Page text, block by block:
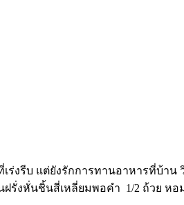
งรีบ แต่ยังรักการทานอาหารที่บ้า
งหั่นชิ้นสี่เหลี่ยมพอคำ 1/2 ถ้วย ห